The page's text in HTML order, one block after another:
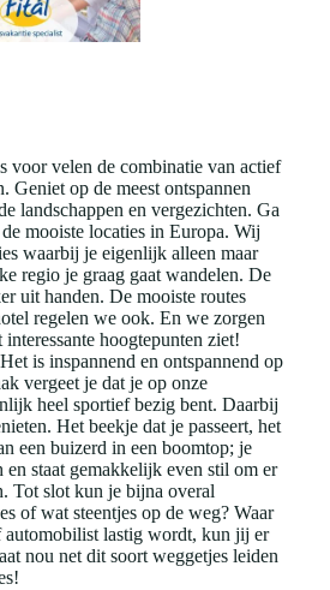
voor velen de combinatie van actief
Geniet op de meest ontspannen
landschappen en vergezichten. Ga
mooiste locaties in Europa. Wij
waarbij je eigenlijk alleen maar
regio je graag gaat wandelen. De
uit handen. De mooiste routes
regelen we ook. En we zorgen
hoogtepunten ziet!
is inspannend en ontspannend op
vergeet je dat je op onze
heel sportief bezig bent. Daarbij
Het beekje dat je passeert, het
een buizerd in een boomtop; je
en staat gemakkelijk even stil om er
Tot slot kun je bijna overal
of wat steentjes op de weg? Waar
automobilist lastig wordt, kun jij er
nou net dit soort weggetjes leiden